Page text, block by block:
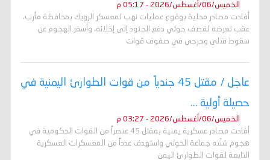
الخميس/06/أغسطس/2026 - 05:17 م
أفادت مصادر محلية بوقوع عمليات نهب لمعسكر الرويك بمحافظة مأرب،
عقب تعرضه لقصف حوثي دفع الجنود إلى إخلائه، وأسفر الهجوم عن
سقوط قتلى وجرحى في صفوف قوات
عاجل / مقتل 45 جندياً من قوات الطوارئ اليمنية في
حصيلة أولية ...
الخميس/06/أغسطس/2026 - 03:27 م
أفادت مصادر عسكرية يمنية بمقتل 45 عنصراً من القوات الحكومية في
هجوم شنّته جماعة الحوثي واستهدف عدداً من المعسكرات العسكرية
التابعة لقوات الطوارئ اليمن